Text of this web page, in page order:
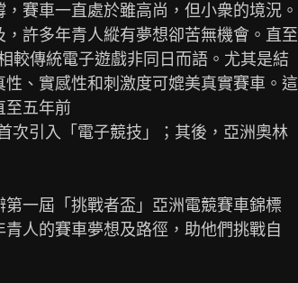
賽車一直處於雖高尚，但小衆的境況。
許多年青人縱有夢想卻苦無機會。直至
較傳統電子遊戲非同日而語。尤其是結
、實感性和刺激度可媲美真實賽車。這
至五年前
次引入「電子競技」；其後，亞洲奧林
一屆「挑戰者盃」亞洲電競賽車錦標
人的賽車夢想及路徑，助他們挑戰自